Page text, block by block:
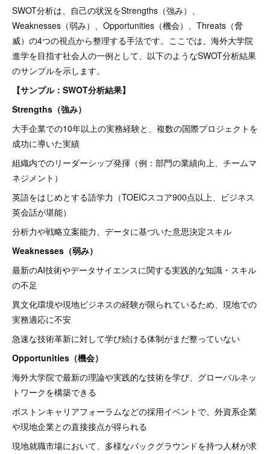
SWOT分析は、自己の状況をStrengths（強み）、
Weaknesses（弱み）、Opportunities（機会）、Threats（脅
威）の4つの視点から整理する手法です。ここでは、海外大学院
進学を目指す社会人の一例として、以下のようなSWOT分析結果
のサンプルを示します。
【サンプル：SWOT分析結果】
Strengths（強み）
大手企業での10年以上の実務経験と、複数の国際プロジェクトを
成功に導いた実績
組織内でのリーダーシップ発揮（例：部門の業績向上、チームマ
ネジメント）
英語をはじめとする語学力（TOEICスコア900点以上、ビジネス
英会話が堪能）
分析力や戦略立案能力、データに基づいた意思決定スキル
Weaknesses（弱み）
最新のAI技術やデータサイエンスに関する実践的な知識・スキル
の不足
異文化環境や現地ビジネスの経験が限られているため、現地での
実務適応に不安
急速な技術革新に対して学び続ける体制がまだ整っていない
Opportunities（機会）
海外大学院で最新の理論や実践的な技術を学び、グローバルネッ
トワークを構築できる
ボストンキャリアフォーラムなどの採用イベントで、外資系企業
や現地企業との直接接点が得られる
現地就職市場において、多様なバックグラウンドを持つ人材が求